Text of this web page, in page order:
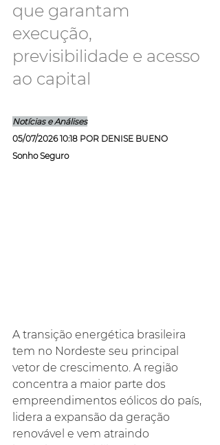
que garantam
execução,
previsibilidade e acesso
ao capital
Notícias e Análises
05/07/2026 10:18 POR DENISE BUENO
Sonho Seguro
A transição energética brasileira
tem no Nordeste seu principal
vetor de crescimento. A região
concentra a maior parte dos
empreendimentos eólicos do país,
lidera a expansão da geração
renovável e vem atraindo